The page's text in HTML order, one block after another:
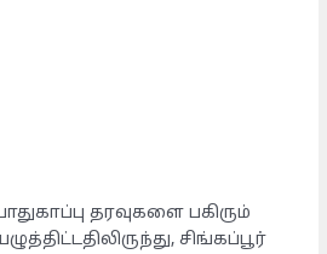
தரவுகளை பகிரும்
சிங்கப்பூர்